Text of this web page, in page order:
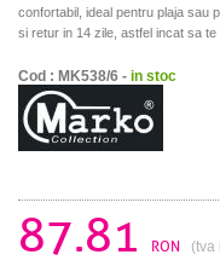
confortabil, ideal pentru plaja sau
si retur in 14 zile, astfel incat sa
Cod : MK538/6 - in stoc
87.81 RON (tva